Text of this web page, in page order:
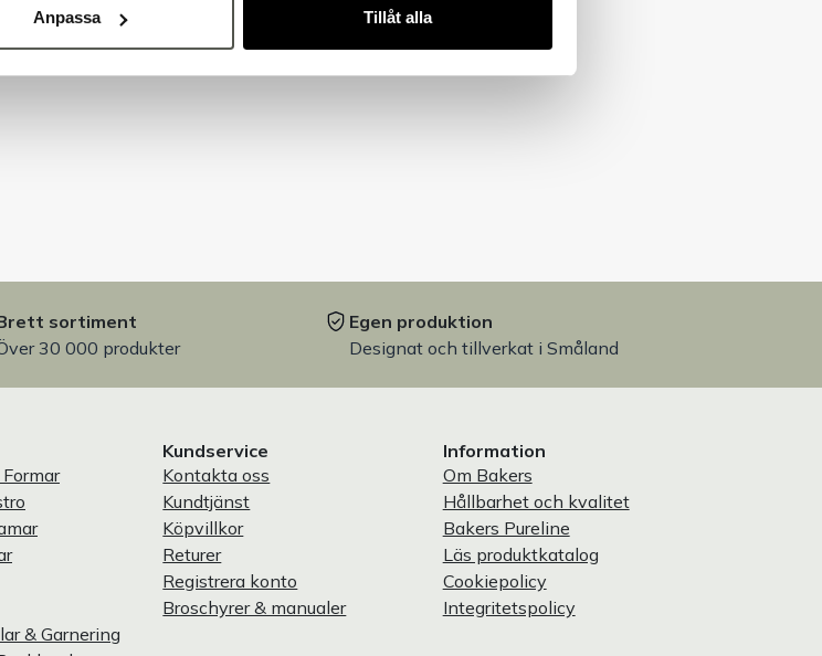
Anpassa Tillåt alla
sortiment
30 000 produkter
Egen produktion
Designat och tillverkat i Småland
& Garnering
Kundservice
Kontakta oss
Kundtjänst
Köpvillkor
Returer
Registrera konto
Broschyrer & manualer
Information
Om Bakers
Hållbarhet och kvalitet
Bakers Pureline
Läs produktkatalog
Cookiepolicy
Integritetspolicy